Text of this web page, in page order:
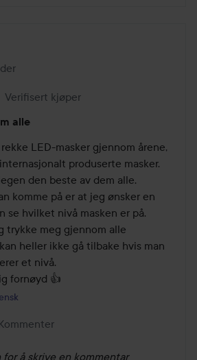
ble opprettet 2 måneder
Verifisert kjøper
alle
LED-masker gjennom årene,
produserte masker.
den beste av dem alle.
komme på er at jeg ønsker en
se hvilket nivå masken er på.
trykke meg gjennom alle
heller ikke gå tilbake hvis man
et nivå.
fornøyd 👍
Kommenter
for å skrive en kommentar